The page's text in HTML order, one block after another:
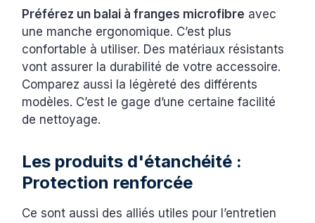
Préférez un balai à franges microfibre avec
une manche ergonomique. C’est plus
confortable à utiliser. Des matériaux résistants
vont assurer la durabilité de votre accessoire.
Comparez aussi la légèreté des différents
modèles. C’est le gage d’une certaine facilité
de nettoyage.
Les produits d'étanchéité :
Protection renforcée
Ce sont aussi des alliés utiles pour l’entretien